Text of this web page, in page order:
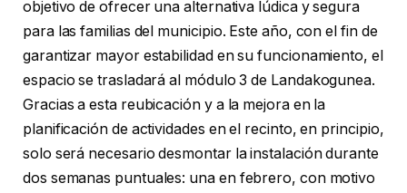
objetivo de ofrecer una alternativa lúdica y segura
para las familias del municipio. Este año, con el fin de
garantizar mayor estabilidad en su funcionamiento, el
espacio se trasladará al módulo 3 de Landakogunea.
Gracias a esta reubicación y a la mejora en la
planificación de actividades en el recinto, en principio,
solo será necesario desmontar la instalación durante
dos semanas puntuales: una en febrero, con motivo